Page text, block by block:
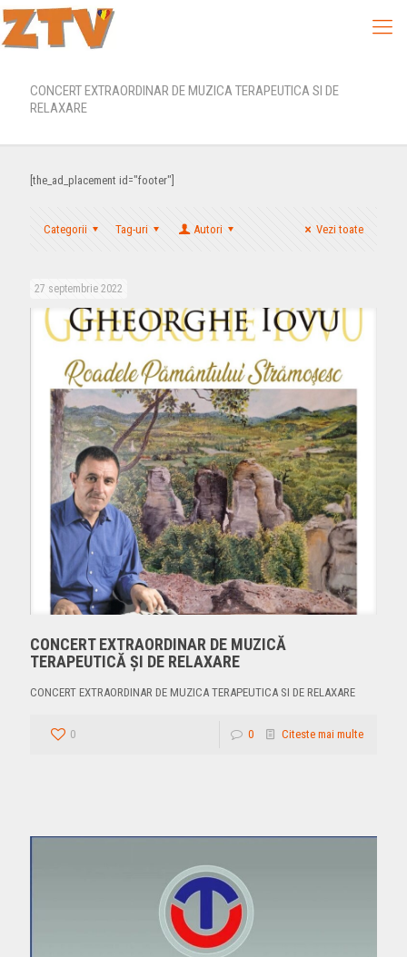
CONCERT EXTRAORDINAR DE MUZICA TERAPEUTICA SI DE
RELAXARE
[the_ad_placement id="footer"]
Categorii Tag-uri Autori Vezi toate
27 septembrie 2022
CONCERT EXTRAORDINAR DE MUZICĂ
TERAPEUTICĂ ȘI DE RELAXARE
CONCERT EXTRAORDINAR DE MUZICA TERAPEUTICA SI DE RELAXARE
0 0 Citeste mai multe